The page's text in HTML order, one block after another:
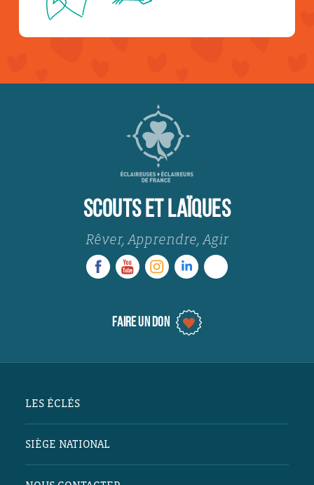
SCOUTS ET LAÏQUES
Rêver, Apprendre, Agir
FAIRE UN DON
LES ÉCLÉS
Projet éducatif
SIÈGE NATIONAL